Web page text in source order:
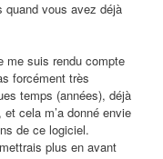
quand vous avez déjà
me suis rendu compte
forcément très
temps (années), déjà
cela m’a donné envie
de ce logiciel.
plus en avant